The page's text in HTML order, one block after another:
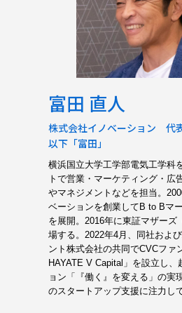
富田 直人
株式会社イノベーション 代
以下「富田」
横浜国立大学工学部電気工学科
トで営業・マーケティング・広
やマネジメントなどを担当。
ベーションを創業してB to Bマ
を展開。2016年に東証マザーズ
場する。2022年4月、同社およ
ント株式会社の共同でCVCファ
HAYATE V Capital」を設立し、
ョン「『働く』を変える」の実
のスタートアップ支援に注力し